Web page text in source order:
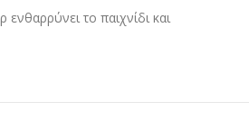
το παιχνίδι και